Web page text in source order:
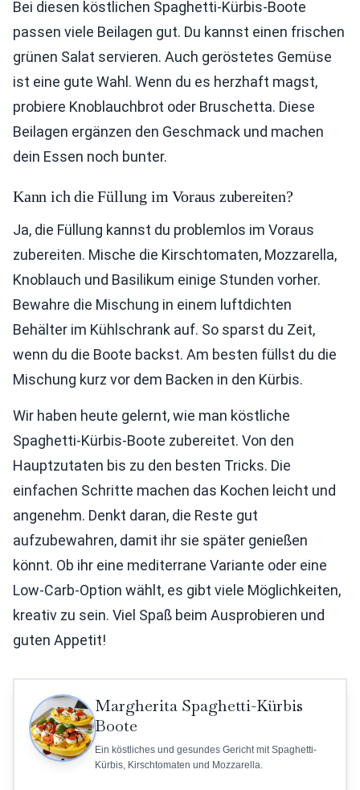
Bei diesen köstlichen Spaghetti-Kürbis-Boote
passen viele Beilagen gut. Du kannst einen frischen
grünen Salat servieren. Auch geröstetes Gemüse
ist eine gute Wahl. Wenn du es herzhaft magst,
probiere Knoblauchbrot oder Bruschetta. Diese
Beilagen ergänzen den Geschmack und machen
dein Essen noch bunter.
Kann ich die Füllung im Voraus zubereiten?
Ja, die Füllung kannst du problemlos im Voraus
zubereiten. Mische die Kirschtomaten, Mozzarella,
Knoblauch und Basilikum einige Stunden vorher.
Bewahre die Mischung in einem luftdichten
Behälter im Kühlschrank auf. So sparst du Zeit,
wenn du die Boote backst. Am besten füllst du die
Mischung kurz vor dem Backen in den Kürbis.
Wir haben heute gelernt, wie man köstliche
Spaghetti-Kürbis-Boote zubereitet. Von den
Hauptzutaten bis zu den besten Tricks. Die
einfachen Schritte machen das Kochen leicht und
angenehm. Denkt daran, die Reste gut
aufzubewahren, damit ihr sie später genießen
könnt. Ob ihr eine mediterrane Variante oder eine
Low-Carb-Option wählt, es gibt viele Möglichkeiten,
kreativ zu sein. Viel Spaß beim Ausprobieren und
guten Appetit!
Margherita Spaghetti-Kürbis
Boote
Ein köstliches und gesundes Gericht mit Spaghetti-
Kürbis, Kirschtomaten und Mozzarella.